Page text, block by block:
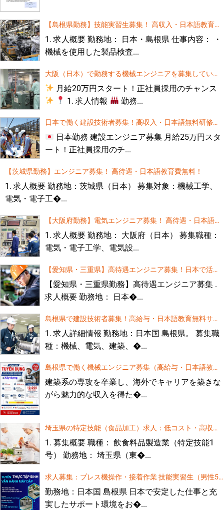
関連学科卒業者 仕事内容： 建物内の電気設備工事お
よび電気配線の施工業務 2. 給与・待遇[...]
【島根県勤務】技能実習生募集！ 高収入・日本語教育費
無料！
1. 求人概要 勤務地： 日本・島根県 仕事内容： ・
機械を使用した製品検査...
大阪（日本）で勤務する機械エンジニアを募集していま
す（高給、無料語学研修あり）
月給20万円スタート！正社員採用のチャンス
1. 求人情報
勤務...
日本で働く建設技術者募集！高収入・日本語無料研修あ
日本勤務 建設エンジニア募集 月給25万円スタ
ート！正社員採用のチ...
【茨城県勤務】エンジニア募集！ 高待遇・日本語教育費無料！
1. 求人概要 勤務地：茨城県（日本） 募集対象：機械工学、
電気・電子工�...
【大阪府勤務】電気エンジニア募集！ 高待遇・日本語教
育費無料！
1. 求人概要 勤務地： 大阪府（日本） 募集職種：
電気・電子工学、電気設...
【愛知県・三重県】高待遇エンジニア募集！日本で活躍
するチャンス！
【愛知県・三重県勤務】高待遇エンジニア募集 .
求人概要 勤務地： 日本�...
島根県で建設技術者募集！高給与・日本語教育無料サポ
ート
1. 求人詳細情報 勤務地：日本国 島根県。 募集職
種：機械、電気、建築、�...
島根県で働く機械エンジニア募集（高給与・日本語教育
無料）
建築系の専攻を卒業し、海外でキャリアを築きな
がら魅力的な収入を得た�...
埼玉県の特定技能（食品加工）求人：低コスト・高収
入！
1. 募集概要 職種： 飲食料品製造業（特定技能1
号） 勤務地： 埼玉県（東�...
求人募集：プレス機操作・接着作業 技能実習生（男性5
名）
勤務地：日本国 島根県 日本で安定した仕事と充
実したサポート環境をお�...